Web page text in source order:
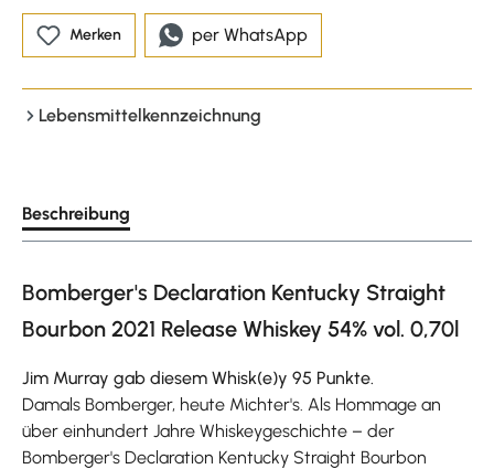
Merken per WhatsApp
Lebensmittelkennzeichnung
Beschreibung
Bomberger's Declaration Kentucky Straight
Bourbon 2021 Release Whiskey 54% vol. 0,70l
Jim Murray gab diesem Whisk(e)y 95 Punkte.
Damals Bomberger, heute Michter's. Als Hommage an
über einhundert Jahre Whiskeygeschichte – der
Bomberger's Declaration Kentucky Straight Bourbon